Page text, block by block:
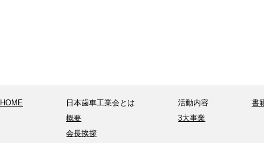
HOME
日本歯車工業会とは
概要
会長挨拶
活動内容
3大事業
書